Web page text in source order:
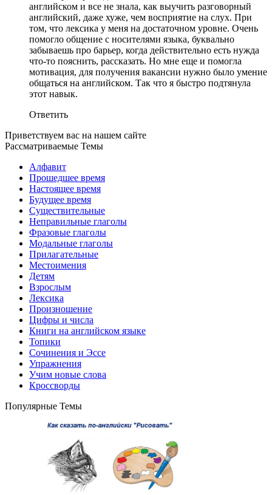
английском и все не знала, как выучить разговорный
английский, даже хуже, чем восприятие на слух. При
том, что лексика у меня на достаточном уровне. Очень
помогло общение с носителями языка, буквально
забываешь про барьер, когда действительно есть нужда
что-то пояснить, рассказать. Но мне еще и помогла
мотивация, для получения вакансии нужно было умение
общаться на английском. Так что я быстро подтянула
этот навык.
Ответить
Приветствуем вас на нашем сайте
Рассматриваемые Темы
Алфавит
Прошедшее время
Настоящее время
Будущее время
Существительные
Неправильные глаголы
Фразовые глаголы
Модальные глаголы
Прилагательные
Местоимения
Детям
Взрослым
Лексика
Произношение
Цифры и числа
Книги на английском языке
Топики
Сочинения и Эссе
Упражнения
Учим новые слова
Кроссворды
Популярные Темы